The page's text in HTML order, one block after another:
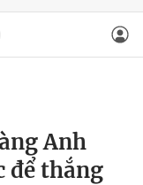
Anh
để thắng